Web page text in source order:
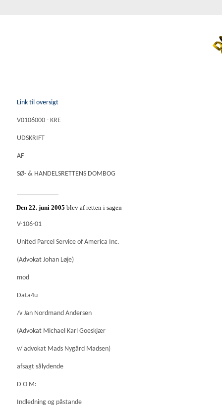
Link til oversigt
V0106000 - KRE
UDSKRIFT
AF
SØ- & HANDELSRETTENS DOMBOG
Den 22. juni 2005 blev af retten i sagen
V-106-01
United Parcel Service of America Inc.
(Advokat Johan Løje)
mod
Data4u
/v Jan Nordmand Andersen
(Advokat Michael Karl Goeskjær
v/ advokat Mads Nygård Madsen)
afsagt sålydende
D O M:
Indledning og påstande